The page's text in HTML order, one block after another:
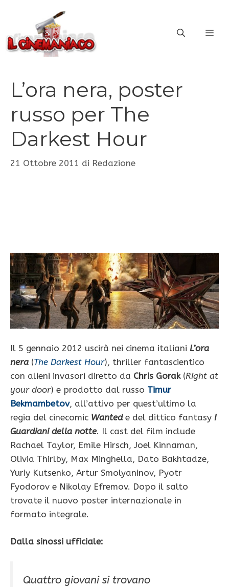
contenuto
L’ora nera, poster
russo per The
Darkest Hour
21 Ottobre 2011 di Redazione
Il 5 gennaio 2012 uscirà nei cinema italiani L’ora
nera (The Darkest Hour), thriller fantascientico
con alieni invasori diretto da Chris Gorak(Right at
your door) e prodotto dal russo Timur
Bekmambetov, all’attivo per quest’ultimo la
regia del cinecomic Wantede del dittico fantasy I
Guardiani della notte. Il cast del film include
Rachael Taylor, Emile Hirsch, Joel Kinnaman,
Olivia Thirlby, Max Minghella, Dato Bakhtadze,
Yuriy Kutsenko, Artur Smolyaninov, Pyotr
Fyodorov e Nikolay Efremov. Dopo il salto
trovate il nuovo poster internazionale in
formato integrale.
Dalla sinossi ufficiale:
Quattro giovani si trovano